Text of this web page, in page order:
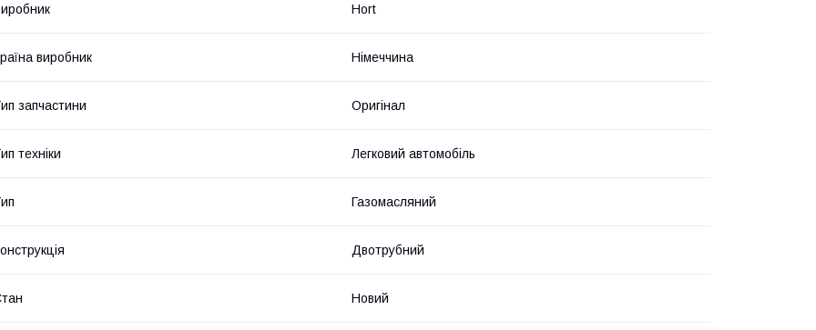
Hort
виробник Німеччина
запчастини Оригінал
техніки Легковий автомобіль
Газомасляний
Двотрубний
Новий